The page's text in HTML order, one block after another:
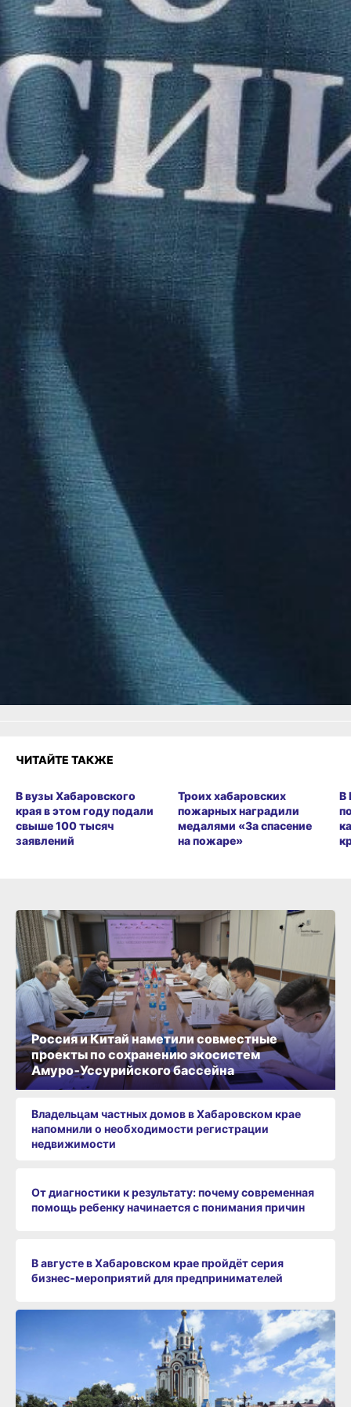
на улице Сарапульской
горела постройка,
на проспекте 60 лет Октября
— пристройка автосервиса
на 50 квадратных метрах,
на переулке Осевом пламя
охватило веранду
и надворные постройки. На
улице Ленина горел
автомобиль — возгорание
ликвидировали за девять
минут. Пострадавших нет,
причины устанавливаются.
Особый противопожарный
режим действует в 16
муниципальных
образованиях. В Солнечном
округе, Комсомольском
районе, районе имени
Полины Осипенко и местами
в Комсомольске-на-Амуре —
пятый класс пожарной
опасности в лесах.
Спасатели трижды
выезжали на ДТП и дважды
— на аварийно-
спасательные работы. На
маршрутах — две тургруппы
из 16 человек. В Хабаровске
сегодня до 21 градуса тепла,
к вечеру возможен
кратковременный дождь.
В Хабаровском крае за сутки
произошло три ДТП
с пострадавшими
Читайте нас в соцсетях:
Одноклассники,
Телеграм
Яндекс.Дзен иМАКС
Как вам материал?
Супер
Грустно
ЧИТАЙТЕ ТАКЖЕ
В вузы Хабаровского
края в этом году подали
свыше 100 тысяч
заявлений
Троих хабаровских
пожарных наградили
медалями «За спасение
на пожаре»
В
Россия и Китай наметили совместные
проекты по сохранению экосистем
Амуро‑Уссурийского бассейна
Владельцам частных домов в Хабаровском крае
напомнили о необходимости регистрации
недвижимости
От диагностики к результату: почему современная
помощь ребенку начинается с понимания причин
В августе в Хабаровском крае пройдёт серия
бизнес‑мероприятий для предпринимателей